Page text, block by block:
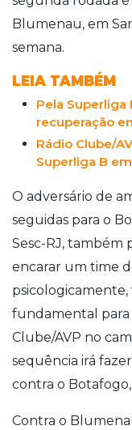
Blumenau, em
semana.
LEIA TAMBÉM
Pela Superliga
recuperação
Rádio Clube/
Superliga B
O adversário de
seguidas para o
Sesc-RJ, também
encarar um time
psicologicamente,
fundamental para
Clube/AVP no
sequência irá
contra o Botafogo,
Contra o